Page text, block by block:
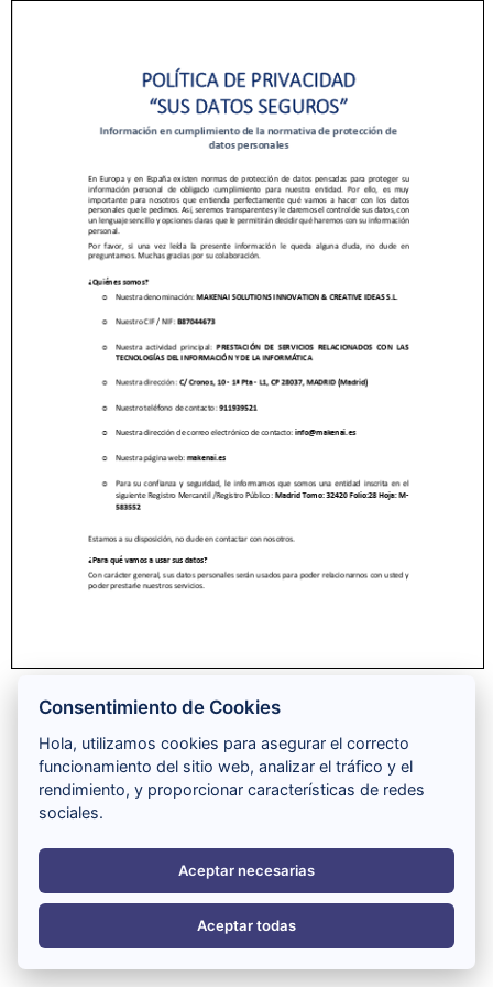
Consentimiento de Cookies
Hola, utilizamos cookies para asegurar el correcto
funcionamiento del sitio web, analizar el tráfico y el
rendimiento, y proporcionar características de redes
sociales.
Aceptar necesarias
Aceptar todas